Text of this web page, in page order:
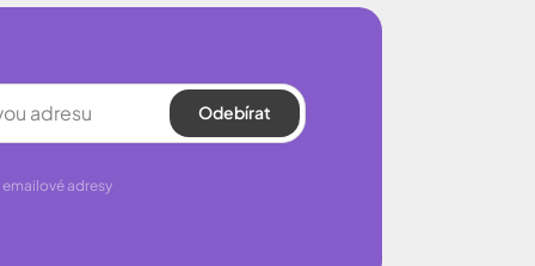
Odebírat
adresy